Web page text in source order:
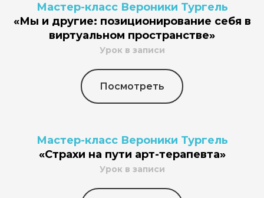
Мастер-класс Вероники Тургель
«Мы и другие: позиционирование себя в
виртуальном пространстве»
Урок в записи
Посмотреть
Мастер-класс Вероники Тургель
«Страхи на пути арт-терапевта»
Урок в записи